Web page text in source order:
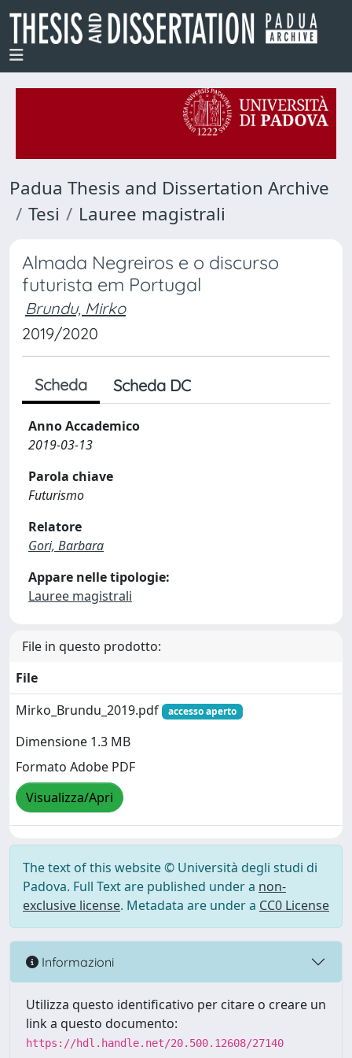
Padua Thesis and Dissertation Archive
Tesi
Lauree magistrali
Almada Negreiros e o discurso
futurista em Portugal
Brundu, Mirko
2019/2020
Scheda Scheda DC
Anno Accademico
2019-03-13
Parola chiave
Futurismo
Relatore
Gori, Barbara
Appare nelle tipologie:
Lauree magistrali
File in questo prodotto:
File
Mirko_Brundu_2019.pdf
accesso aperto
Dimensione 1.3 MB
Formato Adobe PDF
Visualizza/Apri
The text of this website © Università degli studi di
Padova. Full Text are published under a non-
exclusive license. Metadata are under a CC0 License
Informazioni
Utilizza questo identificativo per citare o creare un
link a questo documento:
https://hdl.handle.net/20.500.12608/27140